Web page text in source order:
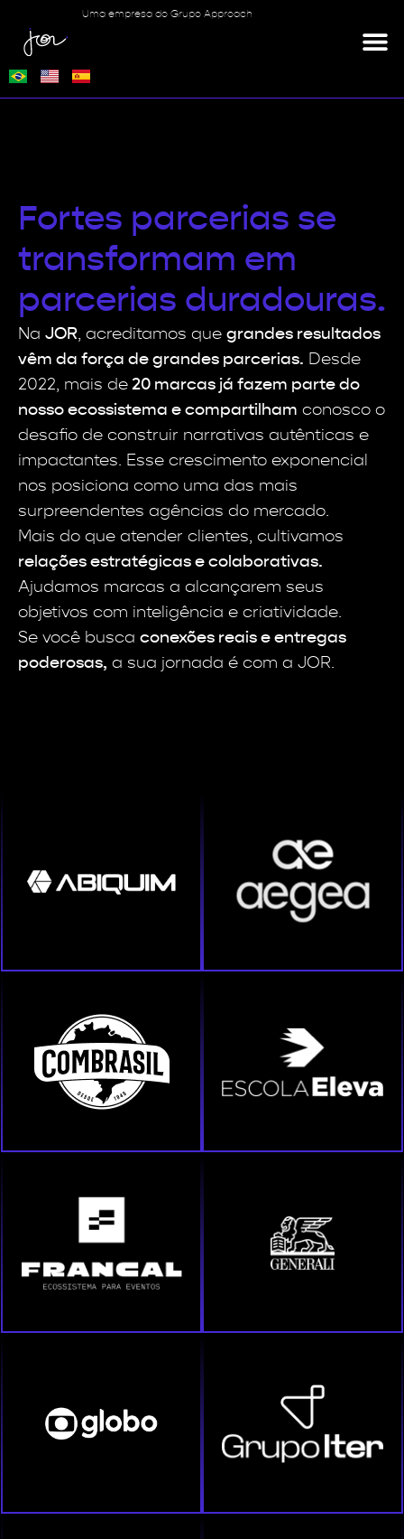
Uma empresa do Grupo Approach
Fortes parcerias se
transformam em
parcerias duradouras.
Na JOR, acreditamos que grandes resultados
vêm da força de grandes parcerias. Desde
2022, mais de 20 marcas já fazem parte do
nosso ecossistema e compartilham conosco o
desafio de construir narrativas autênticas e
impactantes. Esse crescimento exponencial
nos posiciona como uma das mais
surpreendentes agências do mercado.
Mais do que atender clientes, cultivamos
relações estratégicas e colaborativas.
Ajudamos marcas a alcançarem seus
objetivos com inteligência e criatividade.
Se você busca conexões reais e entregas
poderosas, a sua jornada é com a JOR.